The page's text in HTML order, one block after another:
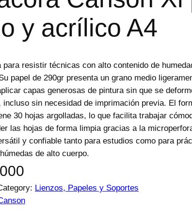
y acrílico A4
para resistir técnicas con alto contenido de
papel de 290gr presenta un grano medio
capas generosas de pintura sin que se
incluso sin necesidad de imprimación previa. El
30 hojas argolladas, lo que facilita trabajar
las hojas de forma limpia gracias a la
y confiable tanto para estudios como para
de alto cuerpo.
Lienzos, Papeles y Soportes